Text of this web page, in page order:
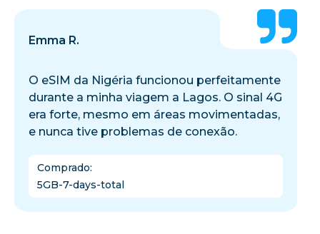
Emma R.
O eSIM da Nigéria funcionou perfeitamente
durante a minha viagem a Lagos. O sinal 4G
era forte, mesmo em áreas movimentadas,
e nunca tive problemas de conexão.
Comprado:
5GB-7-days-total